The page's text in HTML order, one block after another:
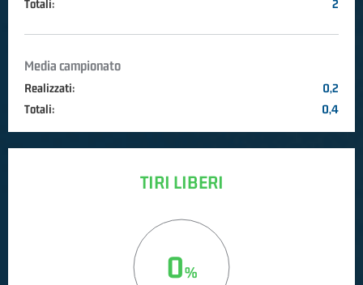
Totali: 2
Media campionato
Realizzati:
0,2
Totali:
0,4
TIRI LIBERI
0